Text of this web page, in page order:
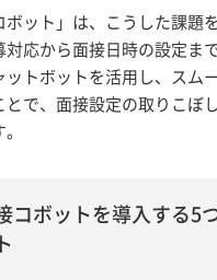
ボット」は、こうした課題
対応から面接日時の設定ま
ットボットを活用し、スム
とで、面接設定の取りこぼ
コボットを導入する5